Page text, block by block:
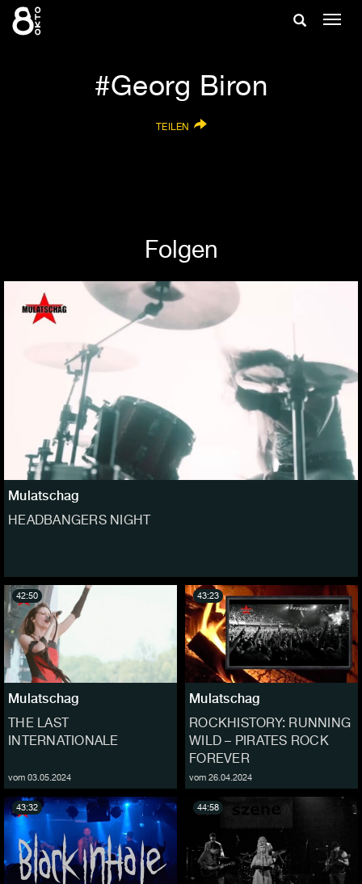
Zum
Inhalt
Suche
Georg Biron
TEILEN
Folgen
Mulatschag
HEADBANGERS NIGHT
Mulatschag
THE LAST
INTERNATIONALE
vom 03.05.2024
42:50
Mulatschag
ROCKHISTORY: RUNNING
WILD – PIRATES ROCK
FOREVER
vom 26.04.2024
43:23
43:32 44:58